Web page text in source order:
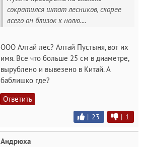
сократился штат лесников, скорее
всего он близок к нолю....
ООО Алтай лес? Алтай Пустыня, вот их
имя. Все что больше 25 см в диаметре,
вырублено и вывезено в Китай. А
баблишко где?
Ответить
| 23 | 1
Андрюха